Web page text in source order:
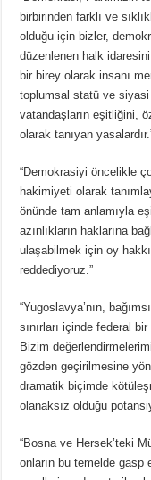
birbirinden farklı ve
olduğu için bizler,
düzenlenen halk
bir birey olarak insanı
toplumsal statü ve
vatandaşların eşitliğini,
olarak tanıyan
“Demokrasiyi öncelikle
hakimiyeti olarak
önünde tam anlamıyla
azınlıkların haklarına
ulaşabilmek için oy
reddediyoruz.”
“Yugoslavya’nın,
sınırları içinde federal
Bizim
gözden geçirilmesine
dramatik biçimde
olanaksız olduğu
“Bosna ve Hersek’teki
onların bu temelde gasp